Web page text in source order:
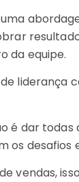
da equipe.
liderança
é dar todas
os desafios
vendas,